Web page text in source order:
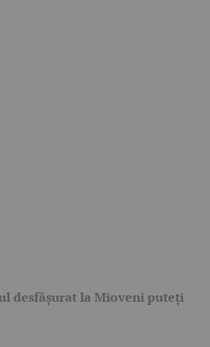
desfășurat la Mioveni puteți